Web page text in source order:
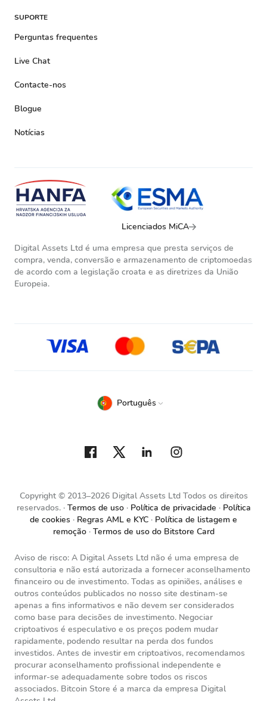
SUPORTE
Perguntas frequentes
Live Chat
Contacte-nos
Blogue
Notícias
Licenciados MiCA
Digital Assets Ltd é uma empresa que presta serviços de
compra, venda, conversão e armazenamento de criptomoedas
de acordo com a legislação croata e as diretrizes da União
Europeia.
Copyright © 2013–2026 Digital Assets Ltd Todos os direitos
reservados.
Termos de uso Política de privacidade
Política
de cookies
Regras AML e KYC
Política de listagem e
remoção
Termos de uso do Bitstore Card
Português
Aviso de risco: A Digital Assets Ltd não é uma empresa de
consultoria e não está autorizada a fornecer aconselhamento
financeiro ou de investimento. Todas as opiniões, análises e
outros conteúdos publicados no nosso site destinam-se
apenas a fins informativos e não devem ser considerados
como base para decisões de investimento. Negociar
criptoativos é especulativo e os preços podem mudar
rapidamente, podendo resultar na perda dos fundos
investidos. Antes de investir em criptoativos, recomendamos
procurar aconselhamento profissional independente e
informar-se adequadamente sobre todos os riscos
associados. Bitcoin Store é a marca da empresa Digital